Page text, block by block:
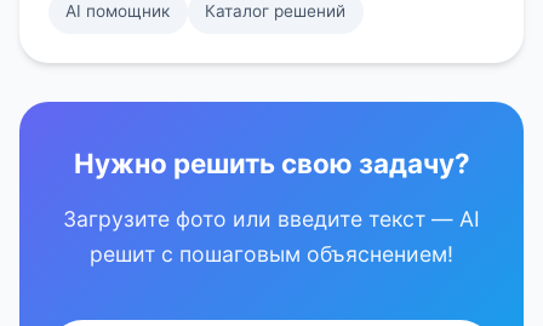
AI помощник Каталог решений
Нужно решить свою задачу?
Загрузите фото или введите текст — AI
решит с пошаговым объяснением!